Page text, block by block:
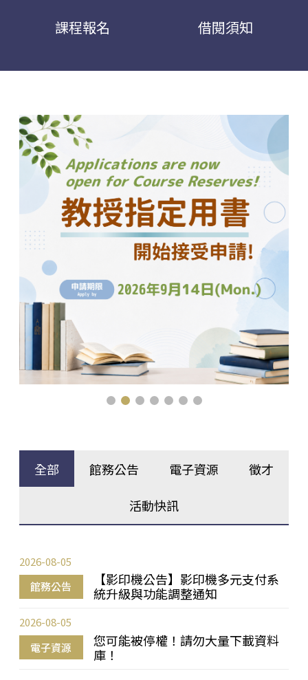
課程報名 借閱須知
全部 館務公告 電子資源 徵才
活動快訊
館務公告
【影印機公告】影印機多元支付系
統升級與功能調整通知
2026-08-05
電子資源
您可能被停權！請勿大量下載資料
庫！
2026-08-05